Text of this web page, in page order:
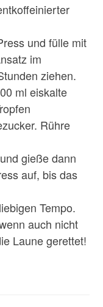
und fülle mit
im
ziehen.
ml eiskalte
Rühre
gieße dann
auf, bis das
Tempo.
auch nicht
Laune gerettet!